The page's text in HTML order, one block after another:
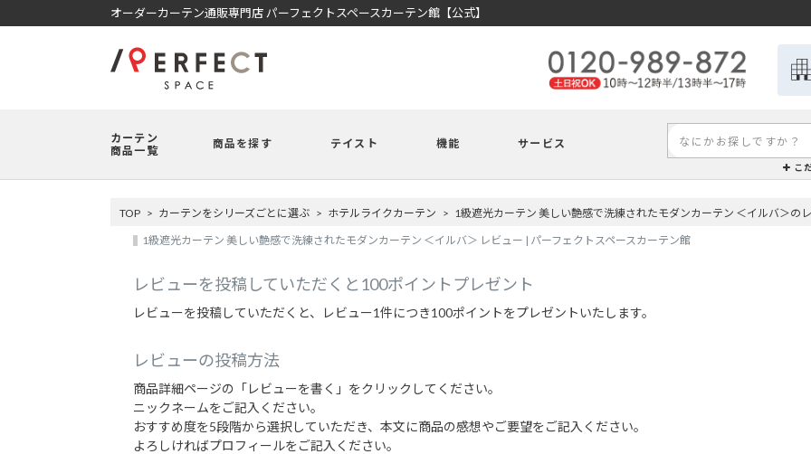
オーダーカーテン通販専門店 パーフェクトスペースカーテン館【公式】
カーテン
商品一覧
商品を探す テイスト 機能 サービス
こ
TOP カーテンをシリーズごとに選ぶ ホテルライクカーテン
1級遮光カーテン 美しい艶感で洗練されたモダンカーテン ＜イルバ＞の
1級遮光カーテン 美しい艶感で洗練されたモダンカーテン ＜イルバ＞ レビュー | パーフェクトスペースカーテン館
レビューを投稿していただくと100ポイントプレゼント
レビューを投稿していただくと、レビュー1件につき100ポイントをプレゼントいたします。
レビューの投稿方法
商品詳細ページの「レビューを書く」をクリックしてください。
ニックネームをご記入ください。
おすすめ度を5段階から選択していただき、本文に商品の感想やご要望をご記入ください。
よろしければプロフィールをご記入ください。